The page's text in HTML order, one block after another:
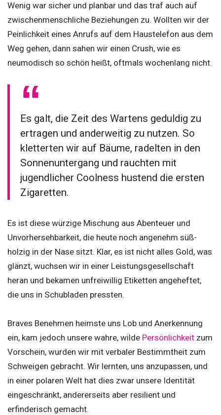
Wenig war sicher und planbar und das traf auch auf
zwischenmenschliche Beziehungen zu. Wollten wir der
Peinlichkeit eines Anrufs auf dem Haustelefon aus dem
Weg gehen, dann sahen wir einen Crush, wie es
neumodisch so schön heißt, oftmals wochenlang nicht.
Es galt, die Zeit des Wartens geduldig zu
ertragen und anderweitig zu nutzen. So
kletterten wir auf Bäume, radelten in den
Sonnenuntergang und rauchten mit
jugendlicher Coolness hustend die ersten
Zigaretten.
Es ist diese würzige Mischung aus Abenteuer und
Unvorhersehbarkeit, die heute noch angenehm süß-
holzig in der Nase sitzt. Klar, es ist nicht alles Gold, was
glänzt, wuchsen wir in einer Leistungsgesellschaft
heran und bekamen unfreiwillig Etiketten angeheftet,
die uns in Schubladen pressten.
Braves Benehmen heimste uns Lob und Anerkennung
ein, kam jedoch unsere wahre, wilde Persönlichkeit zum
Vorschein, wurden wir mit verbaler Bestimmtheit zum
Schweigen gebracht. Wir lernten, uns anzupassen, und
in einer polaren Welt hat dies zwar unsere Identität
eingeschränkt, andererseits aber resilient und
erfinderisch gemacht.